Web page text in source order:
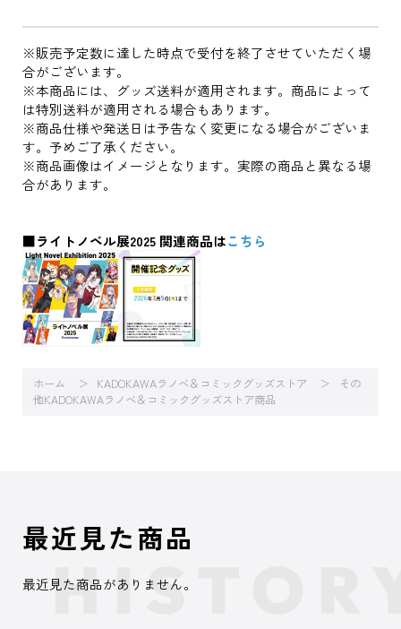
※販売予定数に達した時点で受付を終了させていただく場
合がございます。
※本商品には、グッズ送料が適用されます。商品によって
は特別送料が適用される場合もあります。
※商品仕様や発送日は予告なく変更になる場合がございま
す。予めご了承ください。
※商品画像はイメージとなります。実際の商品と異なる場
合があります。
■ライトノベル展2025 関連商品はこちら
ホーム KADOKAWAラノベ＆コミックグッズストア
その
他KADOKAWAラノベ＆コミックグッズストア商品
最近見た商品
最近見た商品がありません。